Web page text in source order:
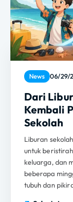
News 06/29/
Dari
Kembali
Sekolah
Liburan
untuk
keluarga, dan
beberapa
tubuh dan